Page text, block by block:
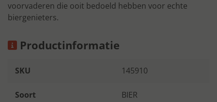
voorvaderen die ooit bedoeld hebben voor echte
biergenieters.
Productinformatie
SKU 145910
Soort BIER